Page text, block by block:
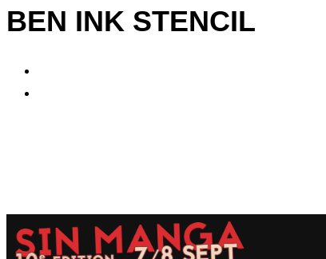
BEN INK STENCIL